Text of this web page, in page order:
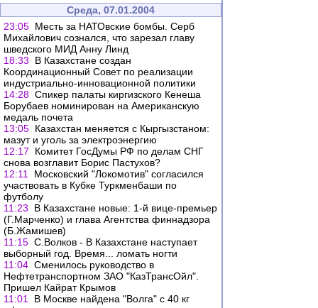
Среда, 07.01.2004
23:05 Месть за НАТОвские бомбы. Серб
Михайлович сознался, что зарезал главу
шведского МИД Анну Линд
18:33
В Казахстане создан
Координационный Совет по реализации
индустриально-инновационной политики
14:28 Спикер палаты киргизского Кенеша
Борубаев номинирован на Американскую
медаль почета
13:05 Казахстан меняется с Кыргызстаном:
мазут и уголь за электроэнергию
12:17
Комитет ГосДумы РФ по делам СНГ
снова возглавит Борис Пастухов?
12:11
Московский "Локомотив" согласился
участвовать в Кубке Туркменбаши по
футболу
11:23
В Казахстане новые: 1-й вице-премьер
(Г.Марченко) и глава Агентства финнадзора
(Б.Жамишев)
11:15 С.Волков - В Казахстане наступает
выборный год. Время... ломать ногти
11:04 Сменилось руководство в
Нефтетранспортном ЗАО "КазТрансОйл".
Пришел Кайрат Крымов
11:01
В Москве найдена "Волга" с 40 кг